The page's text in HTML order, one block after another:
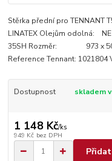
Stěrka přední pro
LINATEX Olejům
35SH Rozměr: 973 x 50 x
Reference Tennant: 1021804
Dostupnost skladem
1 148 Kč/ks
949 Kč bez DPH